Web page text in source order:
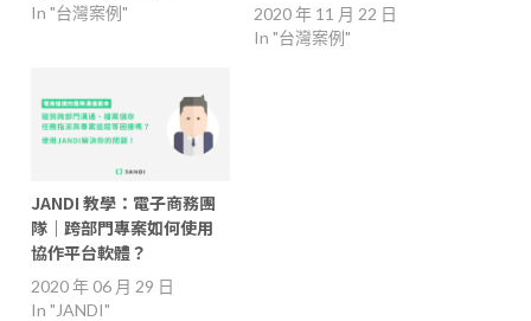
In "台灣案例"
2020 年 11 月 22 日
In "台灣案例"
JANDI 教學：電子商務團
隊｜跨部門專案如何使用
協作平台軟體？
2020 年 06 月 29 日
In "JANDI"